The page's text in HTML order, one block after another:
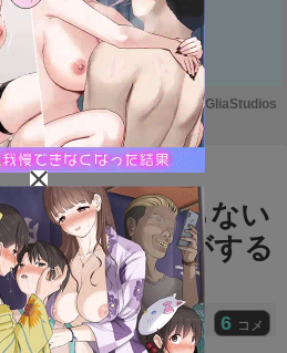
M
u
t
e
Powered by GliaStudios
一番ガチャ回らない
〇だった気がする
6 コメ